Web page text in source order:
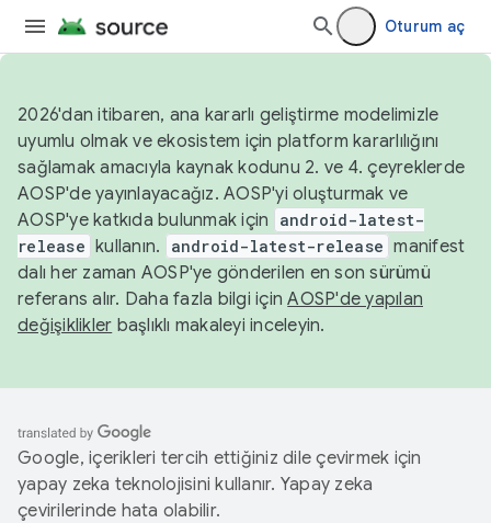
Oturum aç
2026'dan itibaren, ana kararlı geliştirme modelimizle
uyumlu olmak ve ekosistem için platform kararlılığını
sağlamak amacıyla kaynak kodunu 2. ve 4. çeyreklerde
AOSP'de yayınlayacağız. AOSP'yi oluşturmak ve
AOSP'ye katkıda bulunmak için
android-latest-
release kullanın. android-latest-release manifest
dalı her zaman AOSP'ye gönderilen en son sürümü
referans alır. Daha fazla bilgi içinAOSP'de yapılan
değişiklikler başlıklı makaleyi inceleyin.
Google, içerikleri tercih ettiğiniz dile çevirmek için
yapay zeka teknolojisini kullanır. Yapay zeka
çevirilerinde hata olabilir.